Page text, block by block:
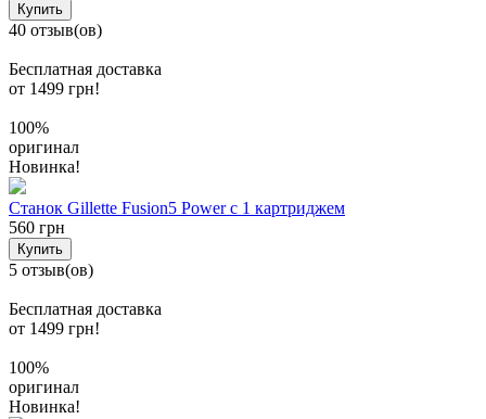
Купить
40 отзыв(ов)
Бесплатная доставка
от 1499 грн!
100%
оригинал
Новинка!
Станок Gillette Fusion5 Power с 1 картриджем
560 грн
Купить
5 отзыв(ов)
Бесплатная доставка
от 1499 грн!
100%
оригинал
Новинка!